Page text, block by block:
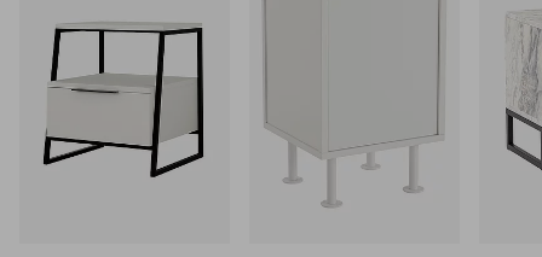
favoriter